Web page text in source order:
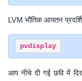
LVM भौतिक आयतन
आप नीचे दी गई छवि में